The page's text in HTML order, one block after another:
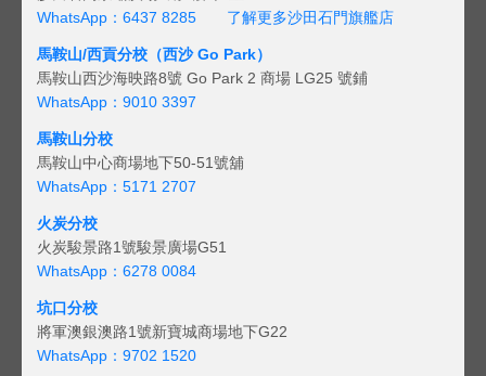
WhatsApp：6437 8285
了解更多沙田石門旗艦店
馬鞍山/西貢分校（西沙 Go Park）
馬鞍山西沙海映路8號 Go Park 2 商場 LG25 號鋪
WhatsApp：9010 3397
馬鞍山分校
馬鞍山中心商場地下50-51號舖
WhatsApp：5171 2707
火炭分校
火炭駿景路1號駿景廣場G51
WhatsApp：6278 0084
坑口分校
將軍澳銀澳路1號新寶城商場地下G22
WhatsApp：9702 1520